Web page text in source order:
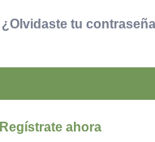
¿Olvidaste tu
Regístrate ahora